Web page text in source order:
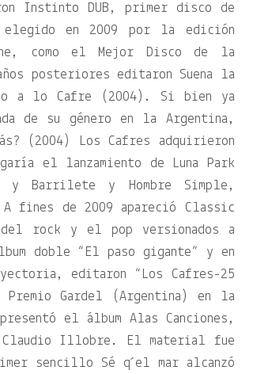
Instinto DUB, primer disco de
en 2009 por la edición
como el Mejor Disco de la
posteriores editaron Suena la
a lo Cafre (2004). Si bien ya
de su género en la Argentina,
(2004) Los Cafres adquirieron
el lanzamiento de Luna Park
y Barrilete y Hombre Simple,
A fines de 2009 apareció Classic
del rock y el pop versionados a
doble “El paso gigante” y en
editaron “Los Cafres-25
Premio Gardel (Argentina) en la
el álbum Alas Canciones,
Claudio Illobre. El material fue
sencillo Sé q ́el mar alcanzó